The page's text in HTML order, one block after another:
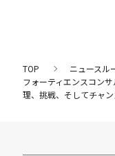
TOP ニュースル
フォーティエンスコン
理、挑戦、そしてチャ